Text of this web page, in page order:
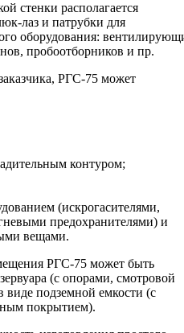
стенки располагается
лаз и патрубки для
оборудования:
пробоотборников и пр.
РГС-75 может
контуром;
(искрогасителями,
предохранителями) и
вещами.
РГС-75 может быть
(с опорами, смотровой
подземной емкости (с
покрытием).